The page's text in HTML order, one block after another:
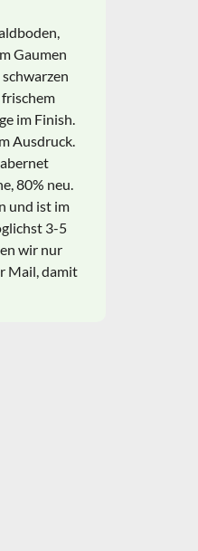
Gaumen
im Finish.
Ausdruck.
80% neu.
und ist im
3-5
wir nur
Mail, damit